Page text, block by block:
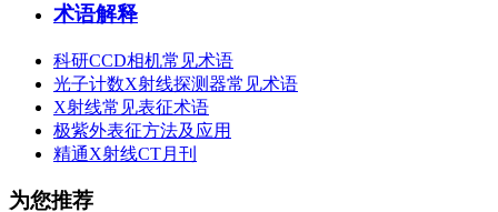
术语解释
科研CCD相机常见术语
光子计数X射线探测器常见术语
X射线常见表征术语
极紫外表征方法及应用
精通X射线CT月刊
为您推荐